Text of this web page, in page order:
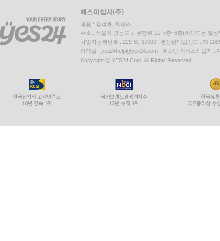
대표 : 김석환, 최세라
주소 : 서울시 영등포구 은행로 11, 5층~6층(여의도동,일신
사업자등록번호 : 229-81-37000 통신판매업신고 : 제
이메일 : yes24help@yes24.com 호스팅 서비스사업자 :
Copyright ⓒ YES24 Corp. All Rights Reserved.